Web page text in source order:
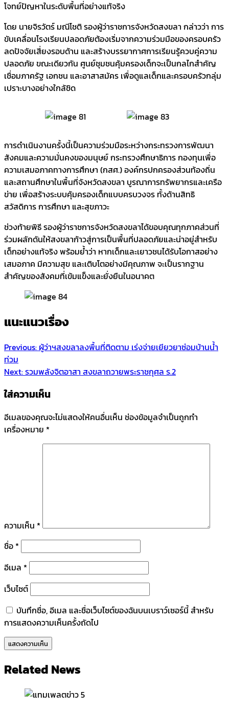
โจทย์ปัญหาในระดับพื้นที่อย่างแท้จริง
โดย นายจิรวัตร์ มณีโชติ รองผู้ว่าราชการจังหวัดสงขลา กล่าวว่า การ
ขับเคลื่อนโรงเรียนปลอดภัยต้องเริ่มจากความร่วมมือของครอบครัว
ลดปัจจัยเสี่ยงรอบด้าน และสร้างบรรยากาศการเรียนรู้ควบคู่ความ
ปลอดภัย ขณะเดียวกัน ศูนย์ชุมชนคุ้มครองเด็กจะเป็นกลไกสำคัญ
เชื่อมภาครัฐ เอกชน และอาสาสมัคร เพื่อดูแลเด็กและครอบครัวกลุ่ม
เปราะบางอย่างใกล้ชิด
การดำเนินงานครั้งนี้เป็นความร่วมมือระหว่างกระทรวงการพัฒนา
สังคมและความมั่นคงของมนุษย์ กระทรวงศึกษาธิการ กองทุนเพื่อ
ความเสมอภาคทางการศึกษา (กสศ.) องค์กรปกครองส่วนท้องถิ่น
และสถานศึกษาในพื้นที่จังหวัดสงขลา บูรณาการทรัพยากรและเครือ
ข่าย เพื่อสร้างระบบคุ้มครองเด็กแบบครบวงจร ทั้งด้านสิทธิ
สวัสดิการ การศึกษา และสุขภาวะ
ช่วงท้ายพิธี รองผู้ว่าราชการจังหวัดสงขลาได้ขอบคุณทุกภาคส่วนที่
ร่วมผลักดันให้สงขลาก้าวสู่การเป็นพื้นที่ปลอดภัยและน่าอยู่สำหรับ
เด็กอย่างแท้จริง พร้อมย้ำว่า หากเด็กและเยาวชนได้รับโอกาสอย่าง
เสมอภาค มีความสุข และเติบโตอย่างมีคุณภาพ จะเป็นรากฐาน
สำคัญของสังคมที่เข้มแข็งและยั่งยืนในอนาคต
แนะแนวเรื่อง
Previous: ผู้ว่าฯสงขลาลงพื้นที่ติดตาม เร่งจ่ายเยียวยาซ่อมบ้านน้ำ
ท่วม
Next:รวมพลังจิตอาสา สงขลาถวายพระราชกุศล ร.2
ใส่ความเห็น
อีเมลของคุณจะไม่แสดงให้คนอื่นเห็น ช่องข้อมูลจำเป็นถูกทำ
เครื่องหมาย *
ความเห็น *
ชื่อ *
อีเมล *
เว็บไซต์
บันทึกชื่อ, อีเมล และชื่อเว็บไซต์ของฉันบนเบราว์เซอร์นี้ สำหรับ
การแสดงความเห็นครั้งถัดไป
Related News